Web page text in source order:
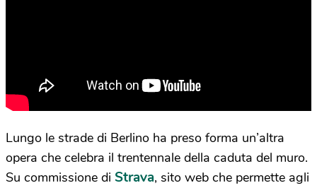
Lungo le strade di Berlino ha preso forma un’altra
opera che celebra il trentennale della caduta del muro.
Su commissione di Strava, sito web che permette agli